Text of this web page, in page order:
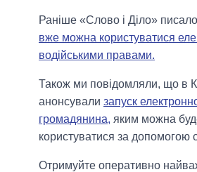
Раніше «Слово і Діло»
вже можна користуватися
водійськими правами.
Також ми повідомляли, що в
анонсували запуск
громадянина, яким можна
користуватися за допомогою
Отримуйте оперативно